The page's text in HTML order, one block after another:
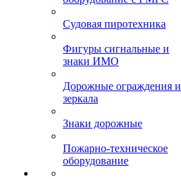
Судовая пиротехника
Фигуры сигнальные и
знаки ИМО
Дорожные ограждения и
зеркала
Знаки дорожные
Пожарно-техническое
оборудование